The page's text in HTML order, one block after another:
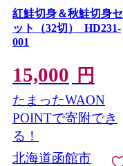
紅鮭切身＆秋鮭切身セ
ット（32切）_HD231-
001
15,000 円
たまったWAON
POINTで寄附でき
る！
北海道函館市